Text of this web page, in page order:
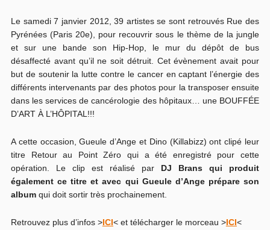
Le samedi 7 janvier 2012, 39 artistes se sont retrouvés Rue des
Pyrénées (Paris 20e), pour recouvrir sous le thème de la jungle
et sur une bande son Hip-Hop, le mur du dépôt de bus
désaffecté avant qu’il ne soit détruit. Cet évènement avait pour
but de soutenir la lutte contre le cancer en captant l’énergie des
différents intervenants par des photos pour la transposer ensuite
dans les services de cancérologie des hôpitaux… une BOUFFÉE
D’ART À L’HÔPITAL!!!
A cette occasion, Gueule d’Ange et Dino (Killabizz) ont clipé leur
titre Retour au Point Zéro qui a été enregistré pour cette
opération. Le clip est réalisé par DJ Brans qui produit
également ce titre et avec qui Gueule d’Ange prépare son
albumqui doit sortir très prochainement.
Retrouvez plus d’infos >ICI< et télécharger le morceau >ICI<